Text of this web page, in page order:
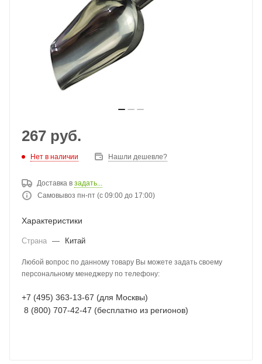
267 руб.
Нет в наличии Нашли дешевле?
Доставка в задать...
Самовывоз пн-пт (с 09:00 до 17:00)
Характеристики
Страна — Китай
Любой вопрос по данному товару Вы можете задать своему
персональному менеджеру по телефону:
+7 (495) 363-13-67 (для Москвы)
8 (800) 707-42-47 (бесплатно из регионов)